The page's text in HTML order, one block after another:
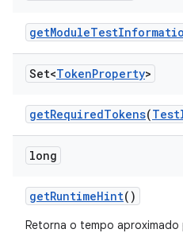
getModuleTest
Set<TokenProperty>
getRequiredTokens(Test
long
getRuntimeHint()
Retorna o tempo